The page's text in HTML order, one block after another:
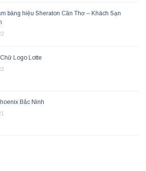
bảng hiệu Sheraton Cần Thơ – Khách Sạn
Logo Lotte
Bắc Ninh